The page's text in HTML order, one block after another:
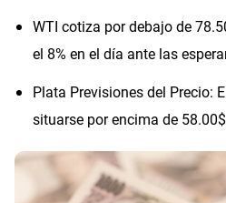
WTI cotiza por debajo de
el 8% en el día ante las
Plata Previsiones del Precio:
situarse por encima de